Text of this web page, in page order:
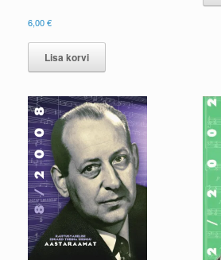
6,00€
Lisa korvi